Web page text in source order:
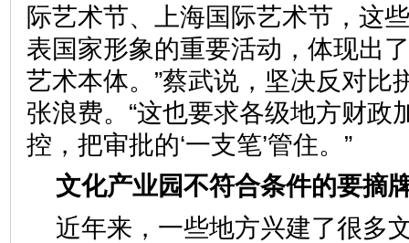
际艺术节、上海国际艺术节，这
表国家形象的重要活动，体现出
艺术本体。”蔡武说，坚决反对比
张浪费。“这也要求各级地方财政
控，把审批的‘一支笔’管住。”
文化产业园不符合条件的要摘
近年来，一些地方兴建了很多